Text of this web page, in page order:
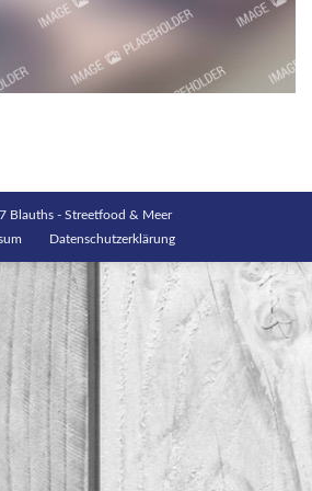
Blauths - Streetfood & Meer
Datenschutzerklärung